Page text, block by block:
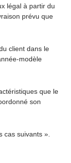
légal à partir du
prévu que
client dans le
modèle
que le
son
cas suivants ».